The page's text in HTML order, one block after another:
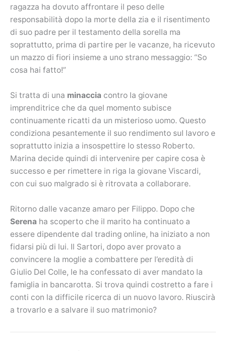
ragazza ha dovuto affrontare il peso delle
responsabilità dopo la morte della zia e il risentimento
di suo padre per il testamento della sorella ma
soprattutto, prima di partire per le vacanze, ha ricevuto
un mazzo di fiori insieme a uno strano messaggio: “So
cosa hai fatto!”
Si tratta di una minaccia contro la giovane
imprenditrice che da quel momento subisce
continuamente ricatti da un misterioso uomo. Questo
condiziona pesantemente il suo rendimento sul lavoro e
soprattutto inizia a insospettire lo stesso Roberto.
Marina decide quindi di intervenire per capire cosa è
successo e per rimettere in riga la giovane Viscardi,
con cui suo malgrado si è ritrovata a collaborare.
Ritorno dalle vacanze amaro per Filippo. Dopo che
Serena ha scoperto che il marito ha continuato a
essere dipendente dal trading online, ha iniziato a non
fidarsi più di lui. Il Sartori, dopo aver provato a
convincere la moglie a combattere per l’eredità di
Giulio Del Colle, le ha confessato di aver mandato la
famiglia in bancarotta. Si trova quindi costretto a fare i
conti con la difficile ricerca di un nuovo lavoro. Riuscirà
a trovarlo e a salvare il suo matrimonio?